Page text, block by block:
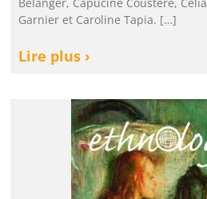
Bélanger, Capucine Coustere,
Garnier et Caroline Tapia. […]
Lire plus ›